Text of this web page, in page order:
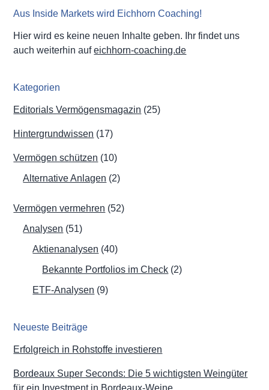
Aus Inside Markets wird Eichhorn Coaching!
Hier wird es keine neuen Inhalte geben. Ihr findet uns
auch weiterhin aufeichhorn-coaching.de
Kategorien
Editorials Vermögensmagazin (25)
Hintergrundwissen (17)
Vermögen schützen (10)
Alternative Anlagen (2)
Vermögen vermehren (52)
Analysen (51)
Aktienanalysen (40)
Bekannte Portfolios im Check (2)
ETF-Analysen (9)
Neueste Beiträge
Erfolgreich in Rohstoffe investieren
Bordeaux Super Seconds: Die 5 wichtigsten Weingüter
für ein Investment in Bordeaux-Weine